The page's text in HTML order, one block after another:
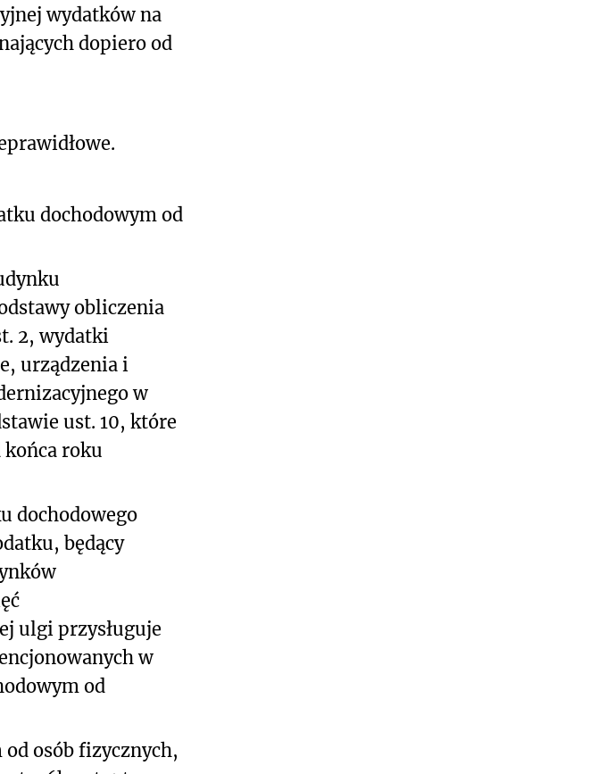
wydatków na
dopiero od
dochodowym od
obliczenia
2, wydatki
urządzenia i
w
ust. 10, które
roku
dochodowego
będący
ulgi przysługuje
w
od
osób fizycznych,